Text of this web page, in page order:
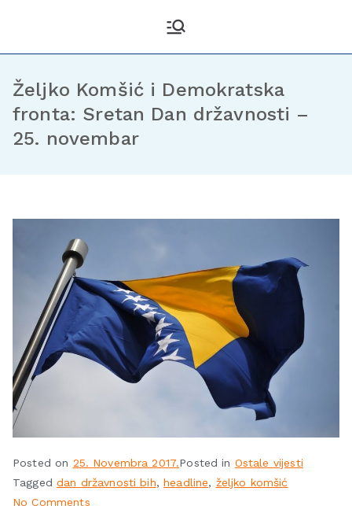
Željko Komšić i Demokratska
fronta: Sretan Dan državnosti –
25. novembar
Posted on 25. Novembra 2017.Posted in Ostale vijesti
Taggeddan državnosti bih,headline, željko komšić
No Comments